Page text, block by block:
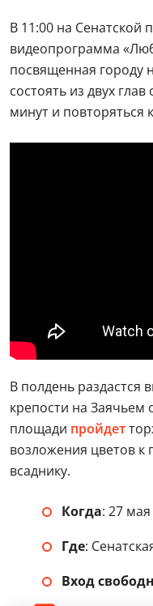
В 11:00 на Сенатской
видеопрограмма
посвященная городу
состоять из двух
минут и повторяться
В полдень раздастся
крепости на Заячьем
площади пройдет
возложения цветов
всаднику.
Когда: 27
Где:
Вход